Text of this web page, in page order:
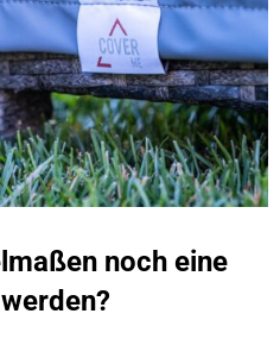
noch eine